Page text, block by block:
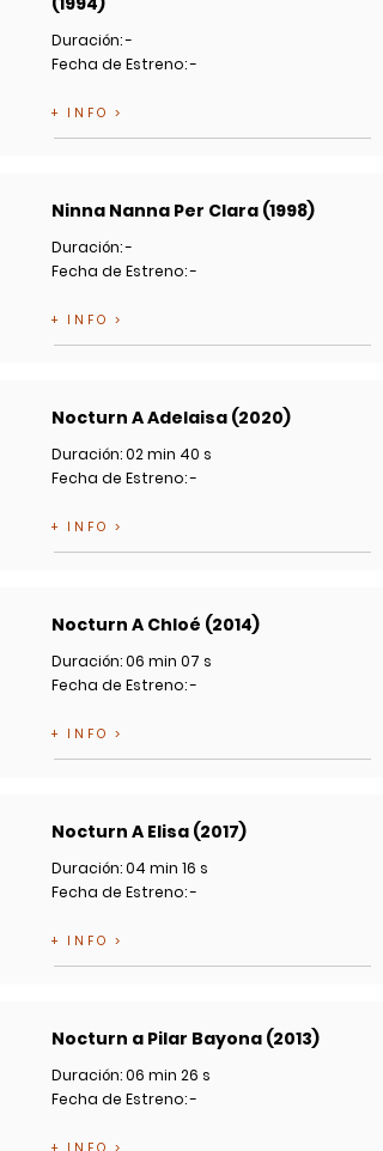
Duración: -
Fecha de Estreno: -
+ INFO >
Ninna Nanna Per Clara (1998)
Duración: -
Fecha de Estreno: -
+ INFO >
Nocturn A Adelaisa (2020)
Duración: 02 min 40 s
Fecha de Estreno: -
+ INFO >
Nocturn A Chloé (2014)
Duración: 06 min 07 s
Fecha de Estreno: -
+ INFO >
Nocturn A Elisa (2017)
Duración: 04 min 16 s
Fecha de Estreno: -
+ INFO >
Nocturn a Pilar Bayona (2013)
Duración: 06 min 26 s
Fecha de Estreno: -